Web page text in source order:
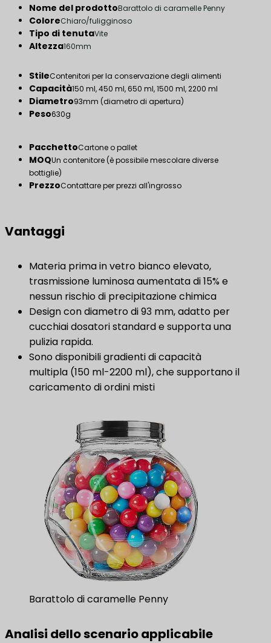
Nome del prodottoBarattolo di caramelle Penny
ColoreChiaro/fuligginoso
Tipo di tenutaVite
Altezza160mm
StileContenitori per la conservazione degli alimenti
Capacità150 ml, 450 ml, 650 ml, 1500 ml, 2200 ml
Diametro93mm (diametro di apertura)
Peso630g
PacchettoCartone o pallet
MOQUn contenitore (è possibile mescolare diverse
bottiglie)
PrezzoContattare per prezzi all'ingrosso
Vantaggi
Materia prima in vetro bianco elevato,
trasmissione luminosa aumentata di 15% e
nessun rischio di precipitazione chimica
Design con diametro di 93 mm, adatto per
cucchiai dosatori standard e supporta una
pulizia rapida.
Sono disponibili gradienti di capacità
multipla (150 ml-2200 ml), che supportano il
caricamento di ordini misti
Barattolo di caramelle Penny
Analisi dello scenario applicabile